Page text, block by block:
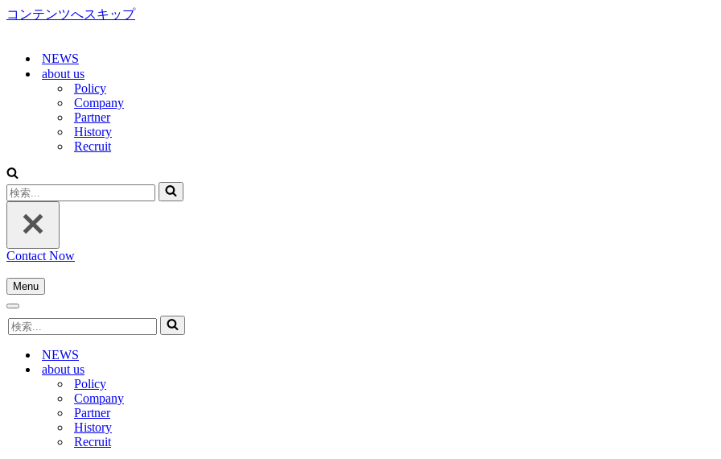
コンテンツへスキップ
NEWS
about us
Policy
Company
Partner
History
Recruit
検
索...
Contact Now
Menu
ナ
ゲ
シ
ョ
ナ
ビ
検
索...
NEWS
about us
Policy
Company
Partner
History
Recruit